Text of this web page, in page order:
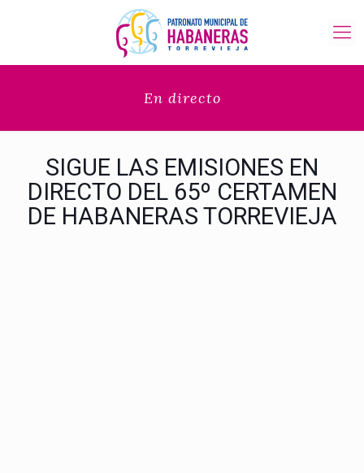
En directo
SIGUE LAS EMISIONES EN
DIRECTO DEL 65º CERTAMEN
DE HABANERAS TORREVIEJA